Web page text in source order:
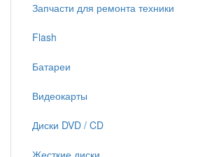
Запчасти для ремонта техники
Flash
Батареи
Видеокарты
Диски DVD / CD
Жесткие диски